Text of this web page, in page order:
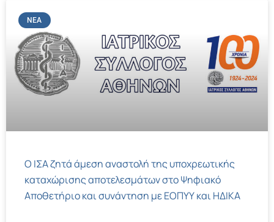
ΝΈΑ
Ο ΙΣΑ ζητά άμεση αναστολή της υποχρεωτικής
καταχώρισης αποτελεσμάτων στο Ψηφιακό
Αποθετήριο και συνάντηση με ΕΟΠΥΥ και ΗΔΙΚΑ